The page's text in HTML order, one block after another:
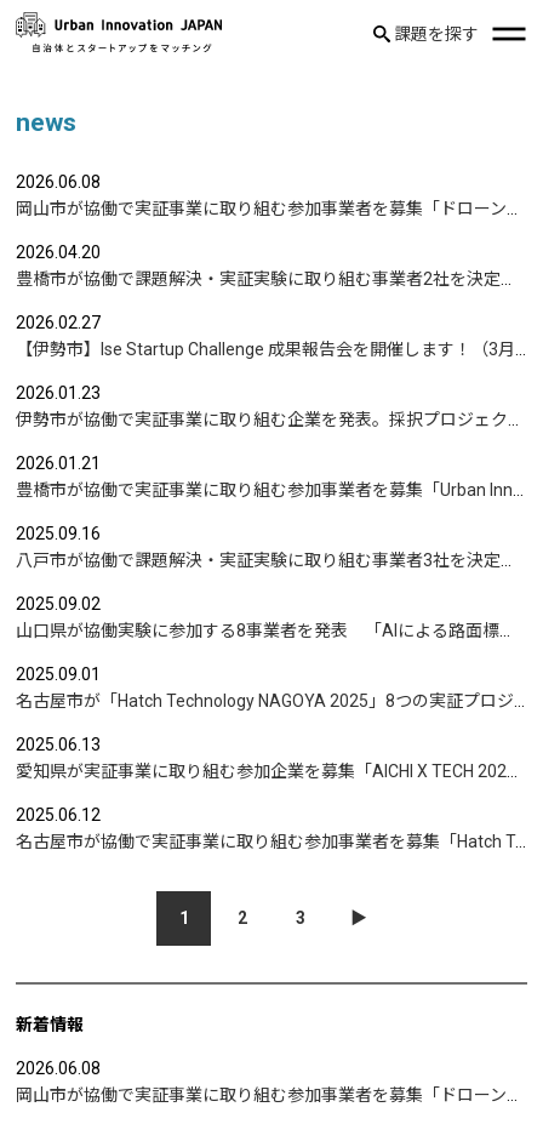
課題を探す
news
2026.06.08
2026.04.20
2026.02.27
2026.01.23
2026.01.21
2025.09.16
2025.09.02
2025.09.01
2025.06.13
2025.06.12
名古屋市が協働で実証事業に取り組む参加事業者を募集「Hatch Technology NAGOYA 2025」先進技術を活用して行政課題・社会課題の解決を目指す
1 2 3 ▶︎
新着情報
2026.06.08
岡山市が協働で実証事業に取り組む参加事業者を募集「ドローンを活用した沿岸部への避難情報伝達の検証」など